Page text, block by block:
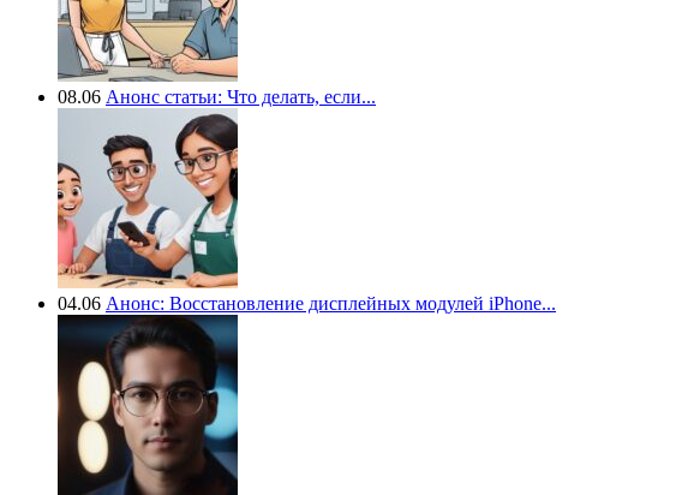
08.06 Анонс статьи: Что делать, если...
04.06 Анонс: Восстановление дисплейных модулей iPhone...